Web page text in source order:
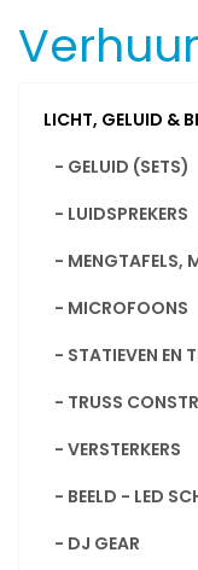
LICHT, GELUID &
- GELUID (SETS)
- LUIDSPREKERS
- MENGTAFELS,
- MICROFOONS
- STATIEVEN EN
- TRUSS
- VERSTERKERS
- BEELD - LED
- DJ GEAR